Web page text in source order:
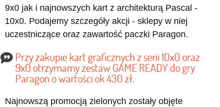
9x0 jak i najnowszych kart z architekturą Pascal -
10x0. Podajemy szczegóły akcji - sklepy w niej
uczestniczące oraz zawartość paczki Paragon.
Przy zakupie kart graficznych z serii 10x0 oraz
9x0 otrzymamy zestaw GAME READY do gry
Paragon o wartości ok 430 zł.
Najnowszą promocją zielonych zostały objęte